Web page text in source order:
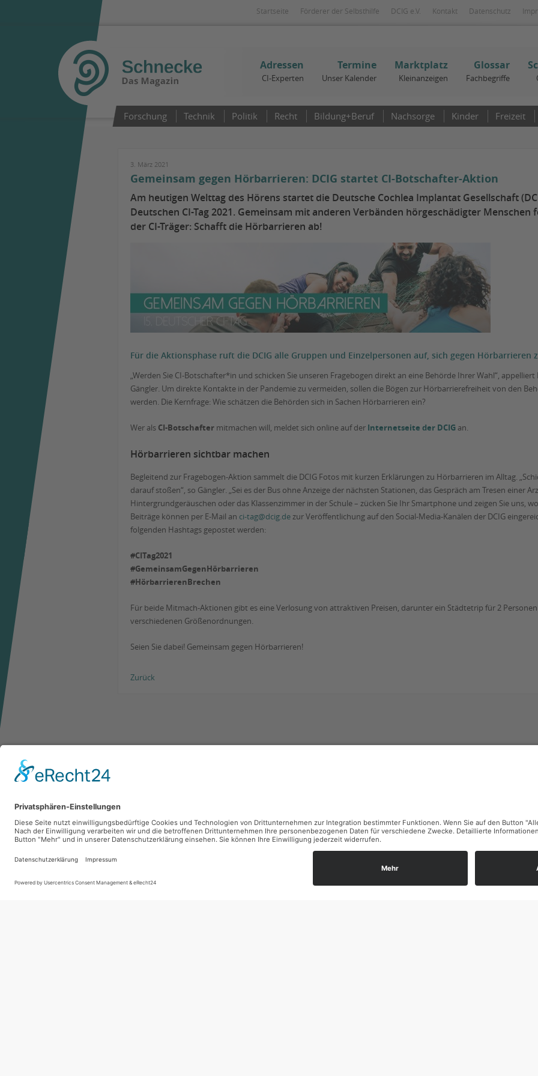
Startseite Förderer der Selbsthilfe DCIG e.V. Kontakt Datenschutz
Adressen
CI-Experten
Termine
Unser Kalender
Marktplatz
Kleinanzeigen
Glossar
Fachbegriffe
Forschung Technik Politik Recht Bildung+Beruf Nachsorge Kinder Freizeit
3. März 2021
Gemeinsam gegen Hörbarrieren: DCIG startet CI-Botschafter-Aktion
Am heutigen Welttag des Hörens startet die Deutsche Cochlea Implantat Gesellschaft
Deutschen CI-Tag 2021. Gemeinsam mit anderen Verbänden hörgeschädigter
der CI-Träger: Schafft die Hörbarrieren ab!
Für die Aktionsphase ruft die DCIG alle Gruppen und Einzelpersonen auf, sich gegen Hörbarrieren
„Werden Sie CI-Botschafter*in und schicken Sie unseren Fragebogen direkt an eine Behörde Ihrer Wahl“,
Gängler. Um direkte Kontakte in der Pandemie zu vermeiden, sollen die Bögen zur Hörbarrierefreiheit von den
werden. Die Kernfrage: Wie schätzen die Behörden sich in Sachen Hörbarrieren ein?
Wer als CI-Botschafter mitmachen will, meldet sich online auf der Internetseite der DCIG an.
Hörbarrieren sichtbar machen
Begleitend zur Fragebogen-Aktion sammelt die DCIG Fotos mit kurzen Erklärungen zu Hörbarrieren im Alltag.
darauf stoßen“, so Gängler. „Sei es der Bus ohne Anzeige der nächsten Stationen, das Gespräch am Tresen einer
Hintergrundgeräuschen oder das Klassenzimmer in der Schule – zücken Sie Ihr Smartphone und zeigen Sie uns,
Beiträge können per E-Mail an ci-tag@dcig.dezur Veröffentlichung auf den Social-Media-Kanälen der DCIG
folgenden Hashtags gepostet werden:
#CITag2021
#GemeinsamGegenHörbarrieren
#HörbarrierenBrechen
Für beide Mitmach-Aktionen gibt es eine Verlosung von attraktiven Preisen, darunter ein Städtetrip für 2
verschiedenen Größenordnungen.
Seien Sie dabei! Gemeinsam gegen Hörbarrieren!
Zurück